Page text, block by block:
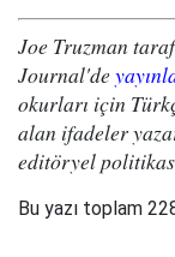
Joe Truzman
Journal'de
okurları için
alan ifadeler
editöryel
Bu yazı toplam